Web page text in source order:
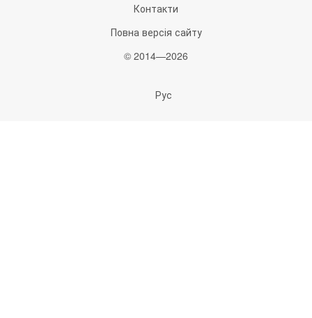
Контакти
Повна версія сайту
© 2014—2026
Рус